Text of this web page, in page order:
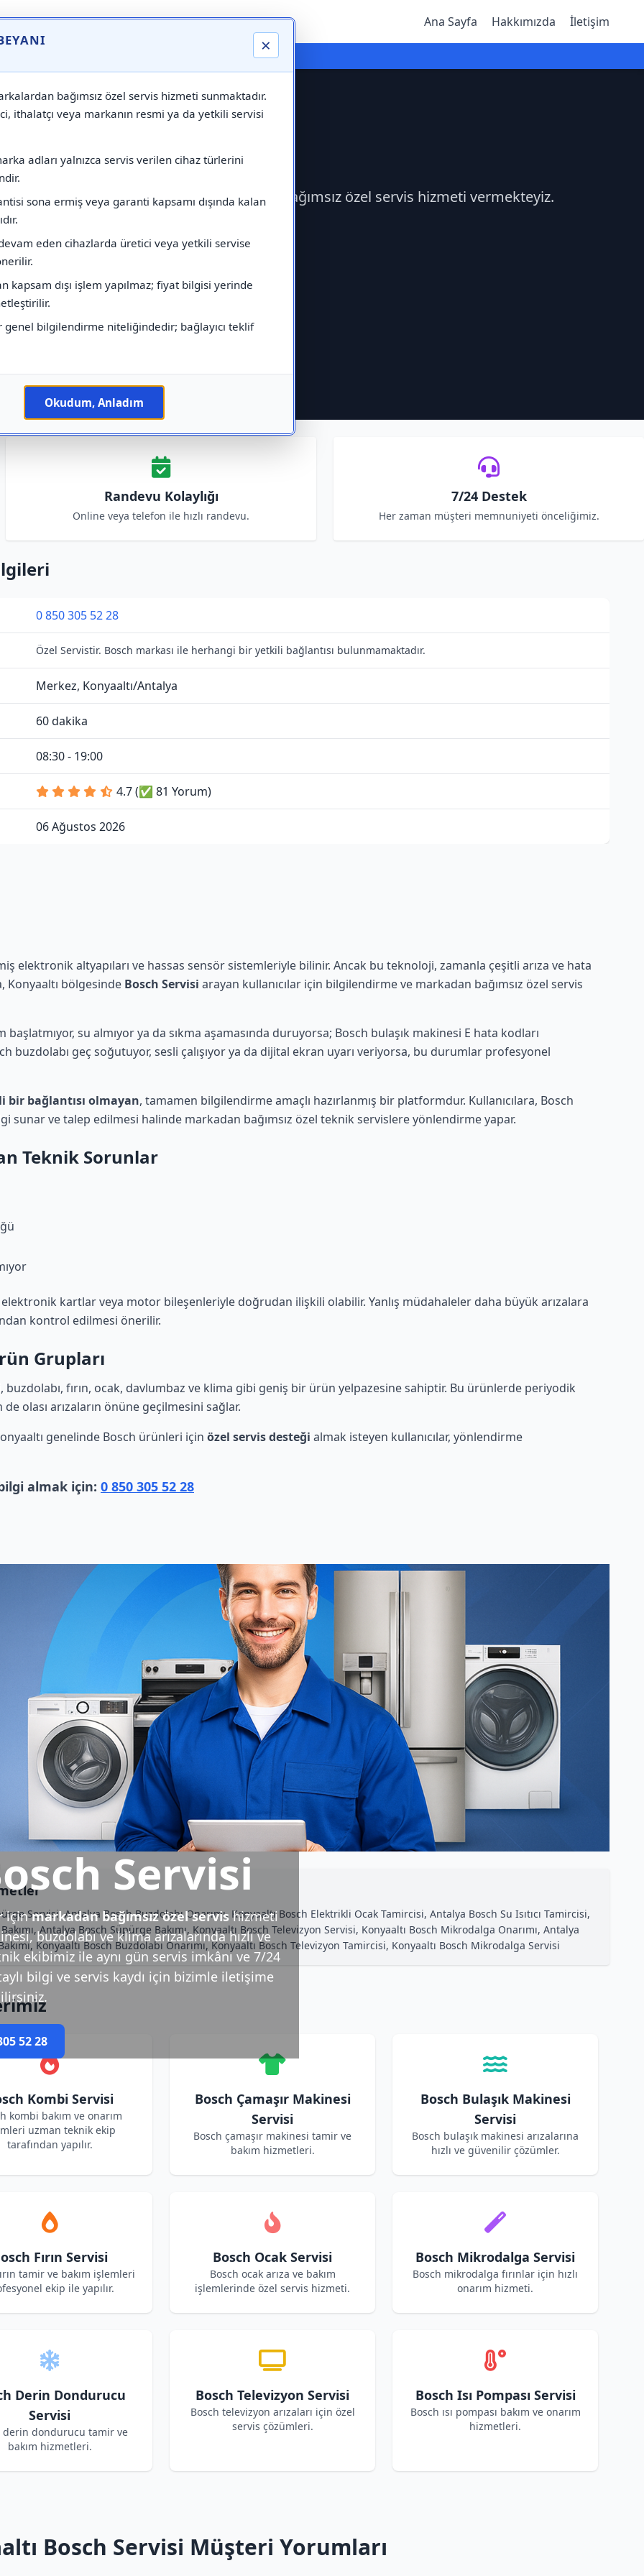
×
bağımsız özel servis hizmeti sunmaktadır.
ithalatçı veya markanın resmi ya da yetkili servisi
adları yalnızca servis verilen cihaz türlerini
sona ermiş veya garanti kapsamı dışında kalan
eden cihazlarda üretici veya yetkili servise
kapsam dışı işlem yapılmaz; fiyat bilgisi yerinde
genel bilgilendirme niteliğindedir; bağlayıcı teklif
Okudum, Anladım
Ana Sayfa Hakkımızda İletişim
⚠️ Markadan Bağımsız "Özel Servis" Hizmeti
Bosch Servisi çağırabilirsiniz.Markadan bağımsız özel servis hizmeti vermekteyiz.
Randevu Kolaylığı
Online veya telefon ile hızlı randevu.
7/24 Destek
Her zaman müşteri memnuniyeti önceliğimiz.
0 850 305 52 28
Özel Servistir. Bosch markası ile herhangi bir yetkili bağlantısı bulunmamaktadır.
Merkez, Konyaaltı/Antalya
60 dakika
08:30 - 19:00
4.7 (✅ 81 Yorum)
06 Ağustos 2026
elektronik altyapıları ve hassas sensör sistemleriyle bilinir. Ancak bu teknoloji, zamanla çeşitli arıza ve hata
Konyaaltı bölgesinde Bosch Servisi arayan kullanıcılar için bilgilendirme ve markadan bağımsız özel servis
su almıyor ya da sıkma aşamasında duruyorsa; Bosch bulaşık makinesi E hata kodları
buzdolabı geç soğutuyor, sesli çalışıyor ya da dijital ekran uyarı veriyorsa, bu durumlar profesyonel
bir bağlantısı olmayan, tamamen bilgilendirme amaçlı hazırlanmış bir platformdur. Kullanıcılara, Bosch
sunar ve talep edilmesi halinde markadan bağımsız özel teknik servislere yönlendirme yapar.
Teknik Sorunlar
kartlar veya motor bileşenleriyle doğrudan ilişkili olabilir. Yanlış müdahaleler daha büyük arızalara
kontrol edilmesi önerilir.
Grupları
buzdolabı, fırın, ocak, davlumbaz ve klima gibi geniş bir ürün yelpazesine sahiptir. Bu ürünlerde periyodik
olası arızaların önüne geçilmesini sağlar.
genelinde Bosch ürünleri için özel servis desteği almak isteyen kullanıcılar, yönlendirme
almak için: 0 850 305 52 28
Servisi
içinmarkadan bağımsız özel servis hizmeti
buzdolabı ve klima arızalarında hızlı ve
ekibimiz ile aynı gün servis imkânı ve 7/24
bilgi ve servis kaydı için bizimle iletişime
52 28
Servisi, Antalya Bosch Buzdolabı Onarımı, Konyaaltı Bosch Elektrikli Ocak Tamircisi, Antalya Bosch Su Isıtıcı Tamircisi,
Antalya Bosch Süpürge Bakımı, Konyaaltı Bosch Televizyon Servisi, Konyaaltı Bosch Mikrodalga Onarımı, Antalya
Konyaaltı Bosch Buzdolabı Onarımı, Konyaaltı Bosch Televizyon Tamircisi, Konyaaltı Bosch Mikrodalga Servisi
Kombi Servisi
kombi bakım ve onarım
uzman teknik ekip
tarafından yapılır.
Bosch Çamaşır Makinesi
Servisi
Bosch çamaşır makinesi tamir ve
bakım hizmetleri.
Bosch Bulaşık Makinesi
Servisi
Bosch bulaşık makinesi arızalarına
hızlı ve güvenilir çözümler.
Fırın Servisi
tamir ve bakım işlemleri
ekip ile yapılır.
Bosch Ocak Servisi
Bosch ocak arıza ve bakım
işlemlerinde özel servis hizmeti.
Bosch Mikrodalga Servisi
Bosch mikrodalga fırınlar için hızlı
onarım hizmeti.
Derin Dondurucu
Servisi
derin dondurucu tamir ve
bakım hizmetleri.
Bosch Televizyon Servisi
Bosch televizyon arızaları için özel
servis çözümleri.
Bosch Isı Pompası Servisi
Bosch ısı pompası bakım ve onarım
hizmetleri.
Bosch Servisi Müşteri Yorumları